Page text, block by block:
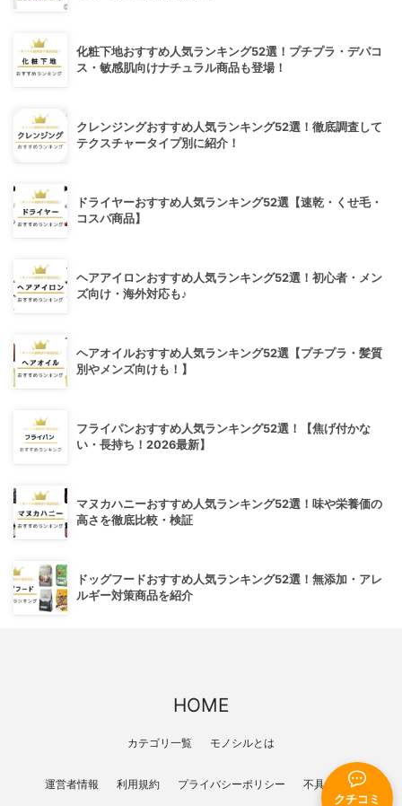
クチコミ
化粧下地おすすめ人気ランキング52選！プチプラ・デパコ
ス・敏感肌向けナチュラル商品も登場！
クレンジングおすすめ人気ランキング52選！徹底調査して
テクスチャータイプ別に紹介！
ドライヤーおすすめ人気ランキング52選【速乾・くせ毛・
コスパ商品】
ヘアアイロンおすすめ人気ランキング52選！初心者・メン
ズ向け・海外対応も♪
ヘアオイルおすすめ人気ランキング52選【プチプラ・髪質
別やメンズ向けも！】
フライパンおすすめ人気ランキング52選！【焦げ付かな
い・長持ち！2026最新】
マヌカハニーおすすめ人気ランキング52選！味や栄養価の
高さを徹底比較・検証
ドッグフードおすすめ人気ランキング52選！無添加・アレ
ルギー対策商品を紹介
HOME
カテゴリ一覧 モノシルとは
運営者情報 利用規約 プライバシーポリシー 不具合報告